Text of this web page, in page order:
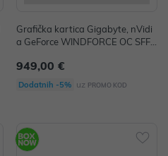
Grafička kartica Gigabyte, nVidi
a GeForce WINDFORCE OC SFF
Mi, 3x DisplayPort, 9VN5070WO
-00-G10
949,00 €
Dodatnih -5% uz PROMO KOD